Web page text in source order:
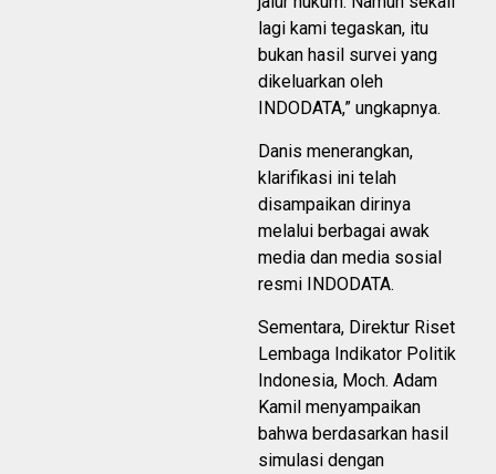
lagi kami tegaskan, itu
bukan hasil survei yang
dikeluarkan oleh
INDODATA,” ungkapnya.
Danis menerangkan,
klarifikasi ini telah
disampaikan dirinya
melalui berbagai awak
media dan media sosial
resmi INDODATA.
Sementara, Direktur Riset
Lembaga Indikator Politik
Indonesia, Moch. Adam
Kamil menyampaikan
bahwa berdasarkan hasil
simulasi dengan